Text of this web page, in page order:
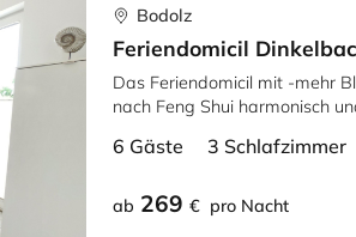
Bodolz
Feriendomicil
Das Feriendomicil mit -mehr
nach Feng Shui harmonisch und
6 Gäste 3
ab 269 € pro Nacht